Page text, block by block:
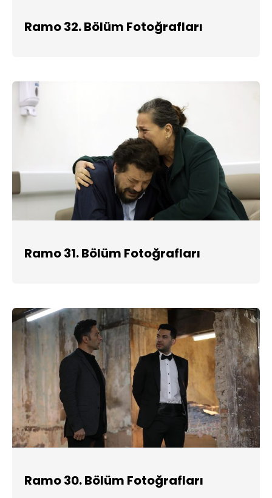
Ramo 32. Bölüm Fotoğrafları
Ramo 31. Bölüm Fotoğrafları
Ramo 30. Bölüm Fotoğrafları